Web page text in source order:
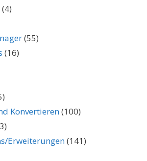
(4)
(55)
(16)
Konvertieren(100)
Erweiterungen(141)